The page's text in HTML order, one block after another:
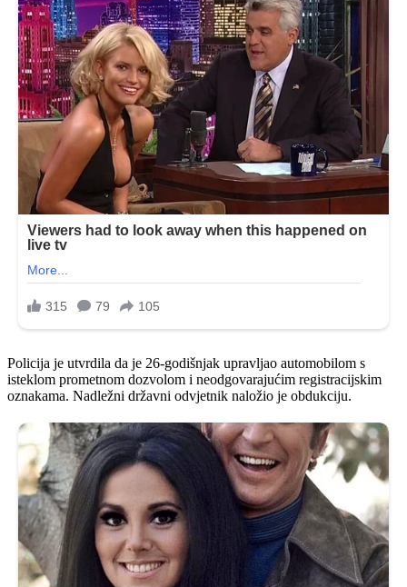
Policija je utvrdila da je 26-godišnjak upravljao automobilom s
isteklom prometnom dozvolom i neodgovarajućim registracijskim
oznakama. Nadležni državni odvjetnik naložio je obdukciju.